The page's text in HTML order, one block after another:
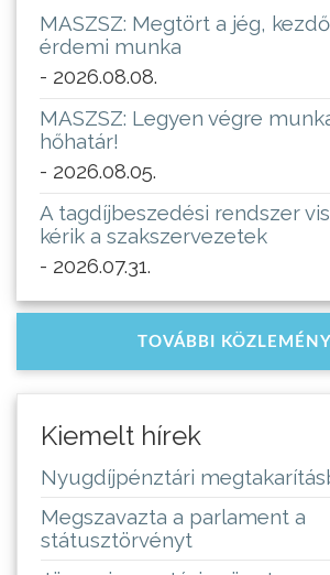
MASZSZ: Megtört a jég,
érdemi munka
- 2026.08.08.
MASZSZ: Legyen végre
hőhatár!
- 2026.08.05.
A tagdíjbeszedési rendszer
kérik a szakszervezetek
- 2026.07.31.
TOVÁBBI
Kiemelt hírek
Nyugdíjpénztári
Megszavazta a parlament a
státusztörvényt